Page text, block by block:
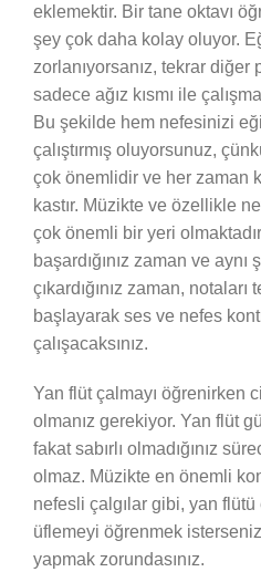
eklemektir. Bir tane oktavı
şey çok daha kolay oluyor.
zorlanıyorsanız, tekrar diğer
sadece ağız kısmı ile
Bu şekilde hem nefesinizi
çalıştırmış oluyorsunuz,
çok önemlidir ve her zaman
kastır. Müzikte ve özellikle
çok önemli bir yeri
başardığınız zaman ve
çıkardığınız zaman,
başlayarak ses ve nefes
çalışacaksınız.
Yan flüt çalmayı öğrenirken
olmanız gerekiyor. Yan flüt
fakat sabırlı olmadığınız
olmaz. Müzikte en önemli
nefesli çalgılar gibi, yan
üflemeyi öğrenmek
yapmak zorundasınız.